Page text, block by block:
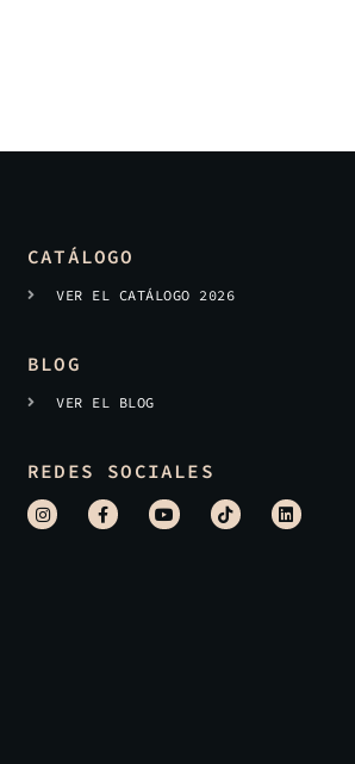
CATÁLOGO
VER EL CATÁLOGO 2026
BLOG
VER EL BLOG
REDES SOCIALES